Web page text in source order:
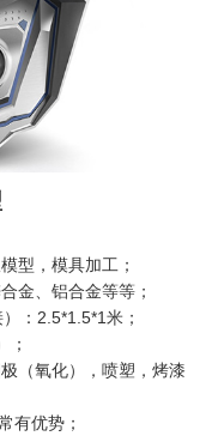
型，模具加工；
金、铝合金等等；
：2.5*1.5*1米；
；
（氧化），喷塑，烤漆
有优势；